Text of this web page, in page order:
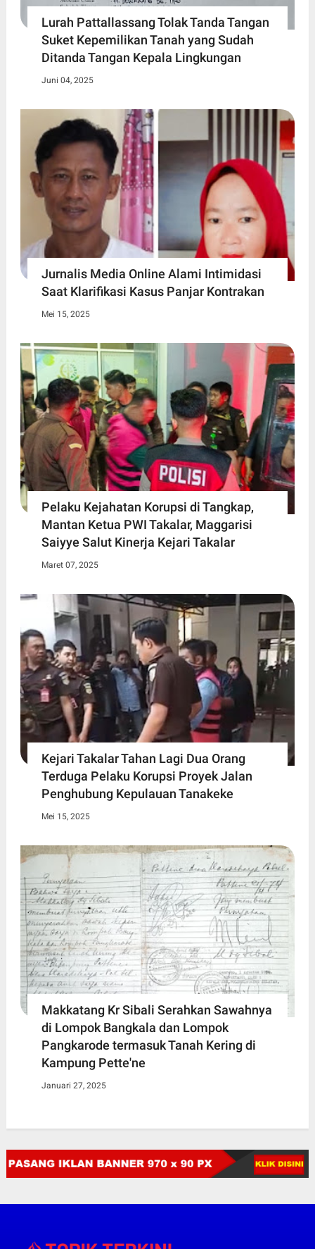
Lurah Pattallassang Tolak Tanda Tangan
Suket Kepemilikan Tanah yang Sudah
Ditanda Tangan Kepala Lingkungan
Juni 04, 2025
Jurnalis Media Online Alami Intimidasi
Saat Klarifikasi Kasus Panjar Kontrakan
Mei 15, 2025
Pelaku Kejahatan Korupsi di Tangkap,
Mantan Ketua PWI Takalar, Maggarisi
Saiyye Salut Kinerja Kejari Takalar
Maret 07, 2025
Kejari Takalar Tahan Lagi Dua Orang
Terduga Pelaku Korupsi Proyek Jalan
Penghubung Kepulauan Tanakeke
Mei 15, 2025
Makkatang Kr Sibali Serahkan Sawahnya
di Lompok Bangkala dan Lompok
Pangkarode termasuk Tanah Kering di
Kampung Pette'ne
Januari 27, 2025